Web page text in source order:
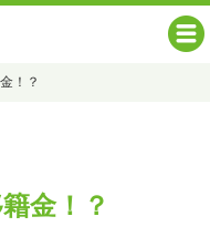
！？
金！？